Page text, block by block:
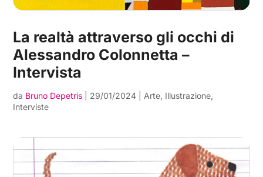
La realtà attraverso gli occhi di
Alessandro Colonnetta –
Intervista
da Bruno Depetris 29/01/2024 Arte, Illustrazione,
Interviste